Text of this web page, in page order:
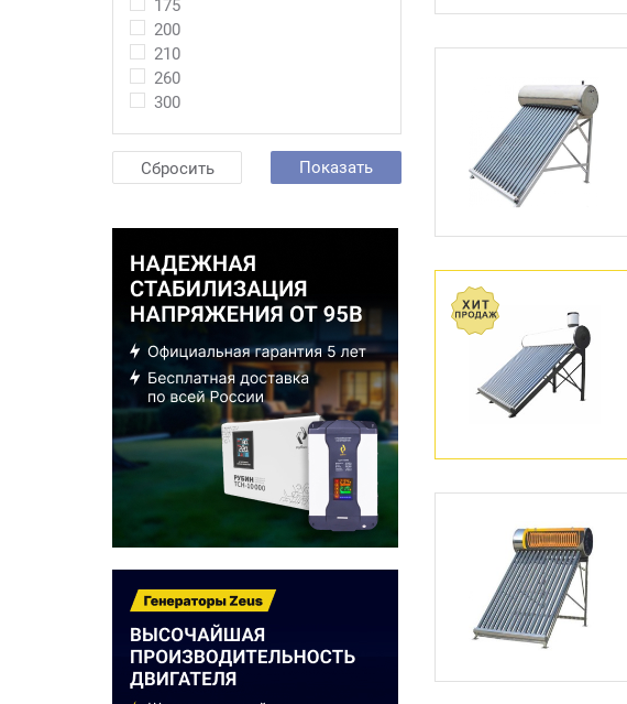
175
200
210
260
300
Сбросить Показать